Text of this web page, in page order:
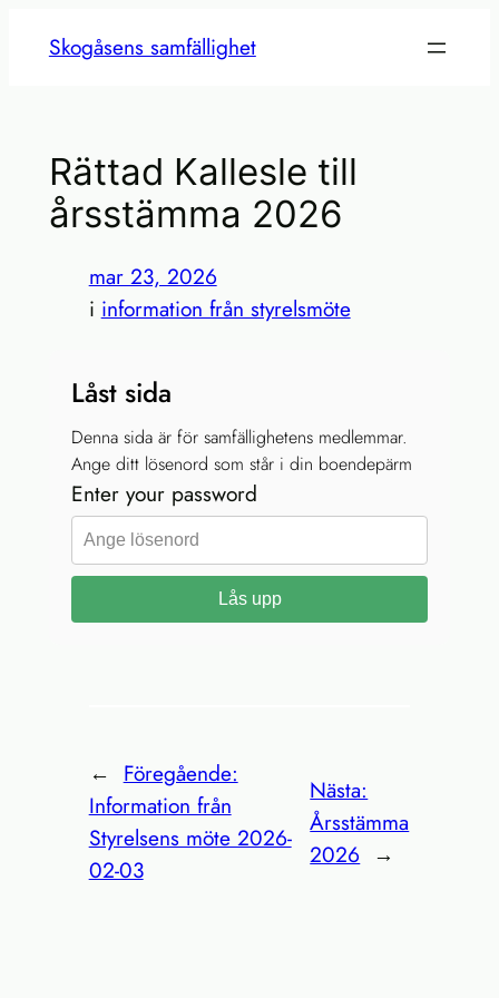
Skogåsens samfällighet
Rättad Kallesle till
årsstämma 2026
mar 23, 2026
i information från styrelsmöte
Låst sida
Denna sida är för samfällighetens medlemmar.
Ange ditt lösenord som står i din boendepärm
Enter your password
Lås upp
← Föregående:
Information från
Styrelsens möte 2026-
02-03
Nästa:
Årsstämma
2026 →